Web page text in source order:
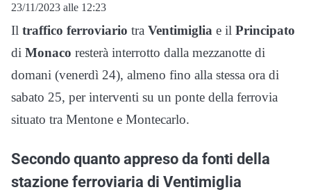
23/11/2023 alle 12:23
Il traffico ferroviario tra Ventimiglia e il Principato
di Monaco resterà interrotto dalla mezzanotte di
domani (venerdì 24), almeno fino alla stessa ora di
sabato 25, per interventi su un ponte della ferrovia
situato tra Mentone e Montecarlo.
Secondo quanto appreso da fonti della
stazione ferroviaria di Ventimiglia